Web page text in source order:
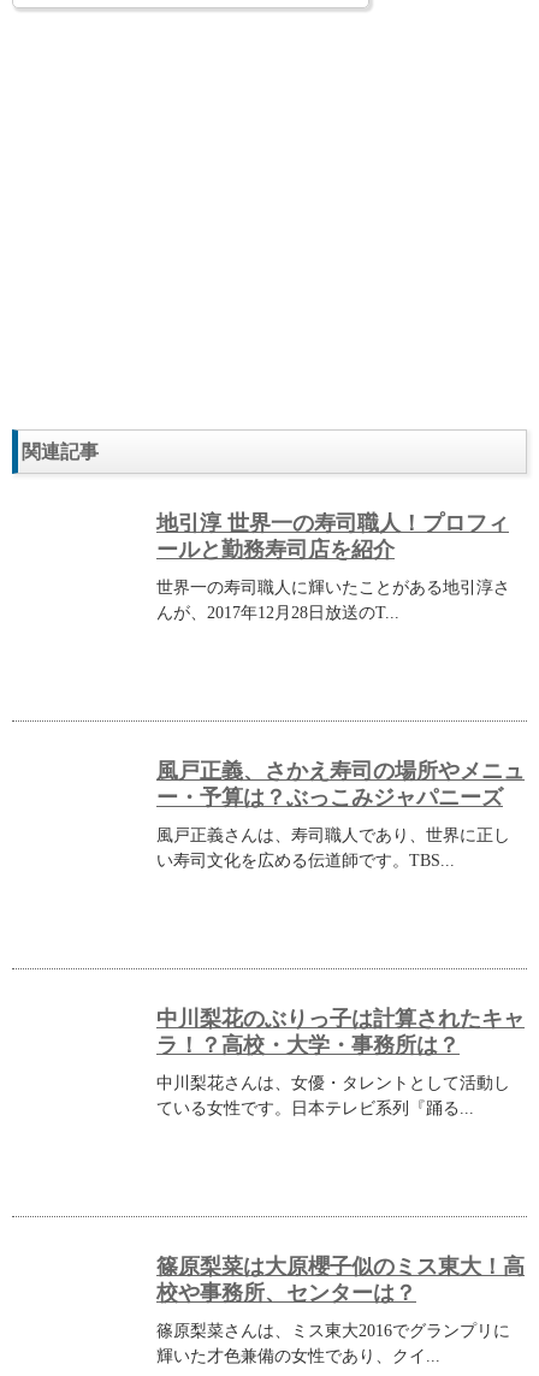
関連記事
地引淳 世界一の寿司職人！プロフィ
ールと勤務寿司店を紹介
世界一の寿司職人に輝いたことがある地引淳さ
んが、2017年12月28日放送のT...
風戸正義、さかえ寿司の場所やメニュ
ー・予算は？ぶっこみジャパニーズ
風戸正義さんは、寿司職人であり、世界に正し
い寿司文化を広める伝道師です。TBS...
中川梨花のぶりっ子は計算されたキャ
ラ！？高校・大学・事務所は？
中川梨花さんは、女優・タレントとして活動し
ている女性です。日本テレビ系列『踊る...
篠原梨菜は大原櫻子似のミス東大！高
校や事務所、センターは？
篠原梨菜さんは、ミス東大2016でグランプリに
輝いた才色兼備の女性であり、クイ...